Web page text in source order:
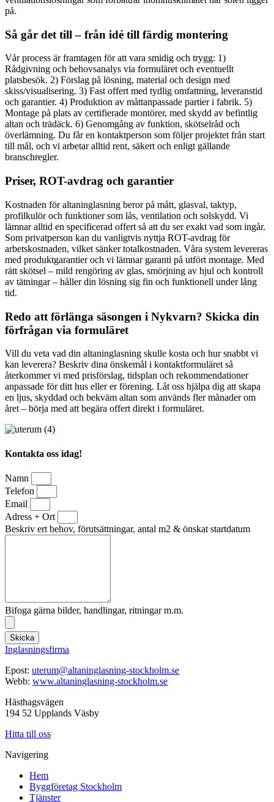
på.
Så går det till – från idé till färdig montering
Vår process är framtagen för att vara smidig och trygg: 1)
Rådgivning och behovsanalys via formuläret och eventuellt
platsbesök. 2) Förslag på lösning, material och design med
skiss/visualisering. 3) Fast offert med tydlig omfattning, leveranstid
och garantier. 4) Produktion av måttanpassade partier i fabrik. 5)
Montage på plats av certifierade montörer, med skydd av befintlig
altan och trädäck. 6) Genomgång av funktion, skötselråd och
överlämning. Du får en kontaktperson som följer projektet från start
till mål, och vi arbetar alltid rent, säkert och enligt gällande
branschregler.
Priser, ROT-avdrag och garantier
Kostnaden för altaninglasning beror på mått, glasval, taktyp,
profilkulör och funktioner som lås, ventilation och solskydd. Vi
lämnar alltid en specificerad offert så att du ser exakt vad som ingår.
Som privatperson kan du vanligtvis nyttja ROT-avdrag för
arbetskostnaden, vilket sänker totalkostnaden. Våra system levereras
med produktgarantier och vi lämnar garanti på utfört montage. Med
rätt skötsel – mild rengöring av glas, smörjning av hjul och kontroll
av tätningar – håller din lösning sig fin och funktionell under lång
tid.
Redo att förlänga säsongen i Nykvarn? Skicka din
förfrågan via formuläret
Vill du veta vad din altaninglasning skulle kosta och hur snabbt vi
kan leverera? Beskriv dina önskemål i kontaktformuläret så
återkommer vi med prisförslag, tidsplan och rekommendationer
anpassade för ditt hus eller er förening. Låt oss hjälpa dig att skapa
en ljus, skyddad och bekväm altan som används fler månader om
året – börja med att begära offert direkt i formuläret.
Kontakta oss idag!
Namn
Telefon
Email
Adress + Ort
Beskriv ert behov, förutsättningar, antal m2 & önskat startdatum
Bifoga gärna bilder, handlingar, ritningar m.m.
Skicka
Inglasningsfirma
Epost: uterum@altaninglasning-stockholm.se
Webb: www.altaninglasning-stockholm.se
Hästhagsvägen
194 52 Upplands Väsby
Hitta till oss
Navigering
Hem
Byggföretag Stockholm
Tjänster